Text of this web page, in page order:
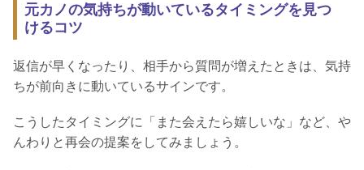
元カノの気持ちが動いているタイミングを見つ
けるコツ
返信が早くなったり、相手から質問が増えたときは、気持
ちが前向きに動いているサインです。
こうしたタイミングに「また会えたら嬉しいな」など、や
んわりと再会の提案をしてみましょう。